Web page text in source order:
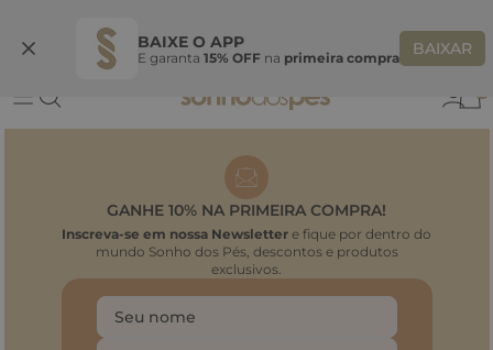
BAIXE O APP
E garanta 15% OFF na primeira compra BAIXAR
Ganhe 10% OFF na coleção utilizando o código do seu vendedor*
GANHE 10% NA PRIMEIRA COMPRA!
Inscreva-se em nossa Newsletter e fique por dentro do
mundo Sonho dos Pés, descontos e produtos
exclusivos.